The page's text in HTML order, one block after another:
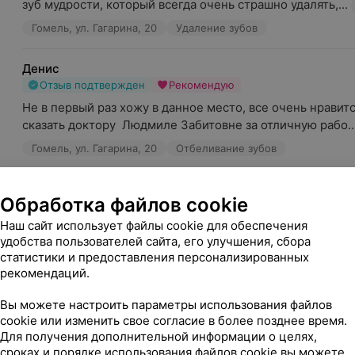
зуб мудрости, который всегда очень страшно удалять,...
Гомель, ул. Гагарина, 20 Удаление зубов
Денис
Отзыв подтвержден Рекомендую
Не в первый раз хожу в данное место, все очень
сказать доктору  Людмиле Забитовне за отличную
Гомель, ул. Гагарина, 20 Отбеливание зубов
Отзыв подтвержден
Дмитрий Николаевич - отличный доктор и
что нашла именно этого доктора! Каждый раз когда
Гомель, ул. Катунина, 3-61
Анастасия
Отзыв подтвержден Рекомендую
Хочу выразить искреннюю благодарность врачу В. Г. за
Обработка файлов cookie
Наш сайт использует файлы cookie для обеспечения
удобства пользователей сайта, его улучшения, сбора
статистики и предоставления персонализированных
рекомендаций.
Вы можете настроить параметры использования файлов
cookie или изменить свое согласие в более позднее время.
Для получения дополнительной информации о целях,